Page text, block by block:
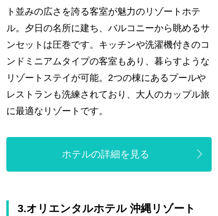
ト並みの広さを誇る客室が魅力のリゾートホテ
ル。夕日の名所に建ち、バルコニーから眺めるサ
ンセットは圧巻です。キッチンや洗濯機付きのコ
ンドミニアムタイプの客室もあり、暮らすような
リゾートステイが可能。2つの棟にあるプールや
レストランも洗練されており、大人のカップル旅
に最適なリゾートです。
ホテルの詳細を見る
3.オリエンタルホテル 沖縄リゾート